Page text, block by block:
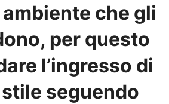
che gli
per questo
l’ingresso di
seguendo